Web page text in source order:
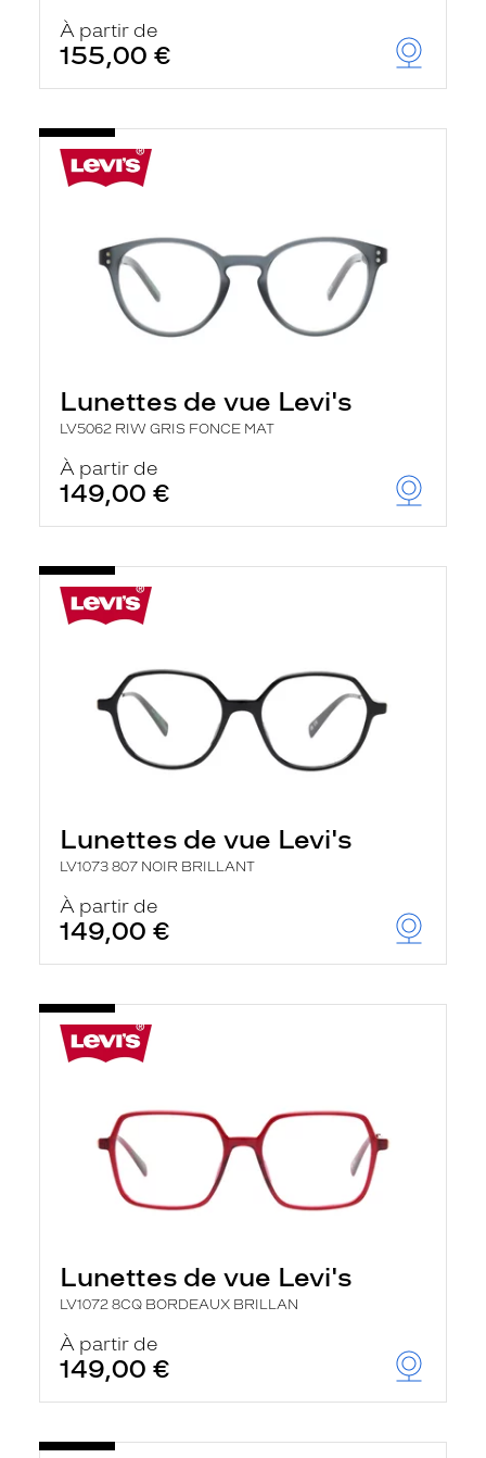
À partir de
155,00 €
Lunettes de vue Levi's
LV5062 RIW GRIS FONCE MAT
À partir de
149,00 €
Lunettes de vue Levi's
LV1073 807 NOIR BRILLANT
À partir de
149,00 €
Lunettes de vue Levi's
LV1072 8CQ BORDEAUX BRILLAN
À partir de
149,00 €